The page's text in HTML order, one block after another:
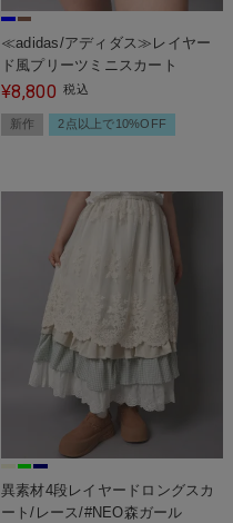
≪adidas/アディダス≫レイヤー
ド風プリーツミニスカート
¥8,800 税込
新作 2点以上で10%OFF
異素材4段レイヤードロングスカ
ート/レース/#NEO森ガール